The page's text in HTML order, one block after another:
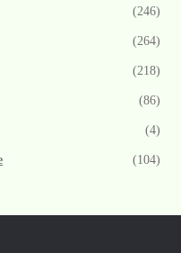
(246)
(264)
(218)
(86)
(4)
(104)